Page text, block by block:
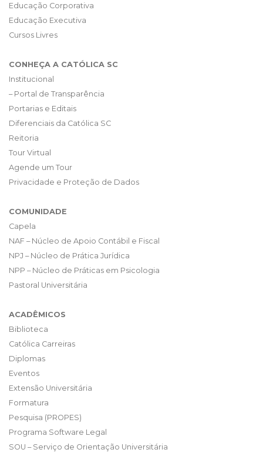
Educação Corporativa
Educação Executiva
Cursos Livres
CONHEÇA A CATÓLICA SC
Institucional
– Portal de Transparência
Portarias e Editais
Diferenciais da Católica SC
Reitoria
Tour Virtual
Agende um Tour
Privacidade e Proteção de Dados
COMUNIDADE
Capela
NAF – Núcleo de Apoio Contábil e Fiscal
NPJ – Núcleo de Prática Jurídica
NPP – Núcleo de Práticas em Psicologia
Pastoral Universitária
ACADÊMICOS
Biblioteca
Católica Carreiras
Diplomas
Eventos
Extensão Universitária
Formatura
Pesquisa (PROPES)
Programa Software Legal
SOU – Serviço de Orientação Universitária